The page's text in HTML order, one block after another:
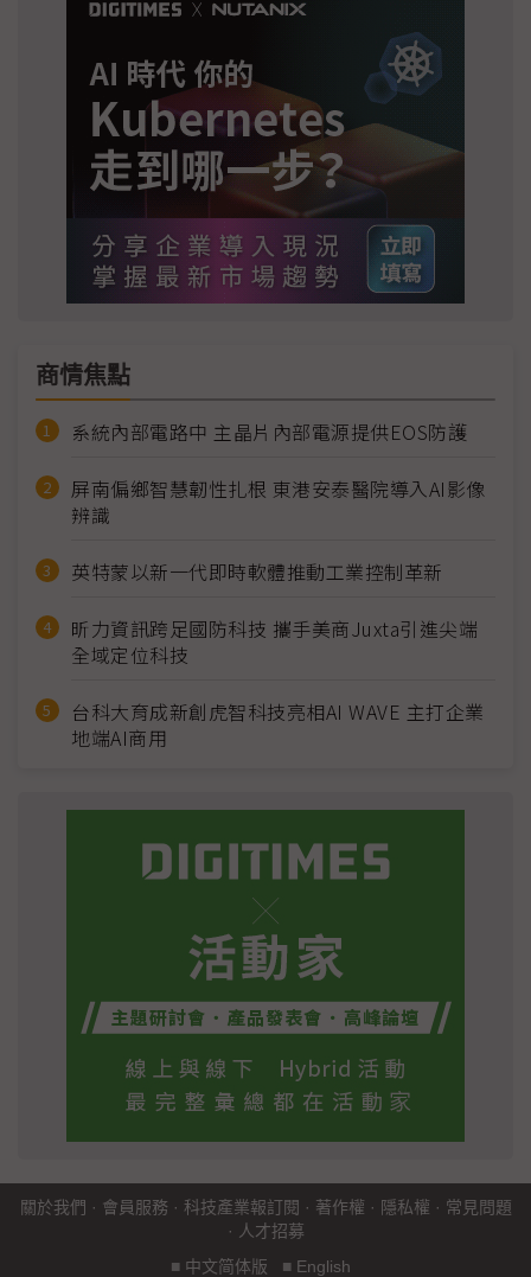
商情焦點
系統內部電路中 主晶片內部電源提供EOS防護
屏南偏鄉智慧韌性扎根 東港安泰醫院導入AI影像
辨識
英特蒙以新一代即時軟體推動工業控制革新
昕力資訊跨足國防科技 攜手美商Juxta引進尖端
全域定位科技
台科大育成新創虎智科技亮相AI WAVE 主打企業
地端AI商用
關於我們 · 會員服務 · 科技產業報訂閱 · 著作權 · 隱私權 · 常見問題
· 人才招募
■ 中文简体版 ■ English